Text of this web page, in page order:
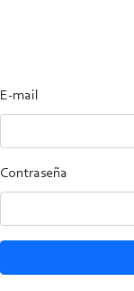
E-mail
Contraseña